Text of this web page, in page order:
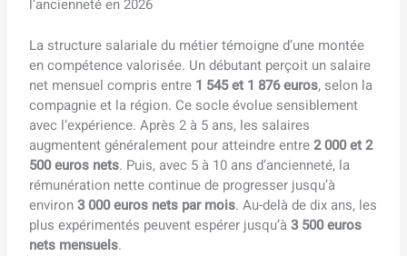
l’ancienneté en 2026
La structure salariale du métier témoigne d’une montée
en compétence valorisée. Un débutant perçoit un salaire
net mensuel compris entre 1 545 et 1 876 euros, selon la
compagnie et la région. Ce socle évolue sensiblement
avec l’expérience. Après 2 à 5 ans, les salaires
augmentent généralement pour atteindre entre2 000 et 2
500 euros nets. Puis, avec 5 à 10 ans d’ancienneté, la
rémunération nette continue de progresser jusqu’à
environ3 000 euros nets par mois. Au-delà de dix ans, les
plus expérimentés peuvent espérer jusqu’à3 500 euros
nets mensuels.